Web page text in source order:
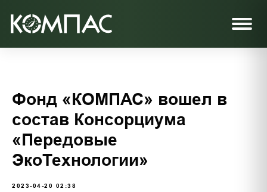
Фонд «КОМПАС» вошел в
состав Консорциума
«Передовые
ЭкоТехнологии»
2023-04-20 02:38